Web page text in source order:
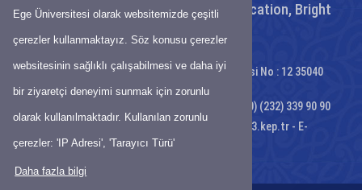
Ege Üniversitesi olarak websitemizde çeşitli
çerezler kullanmaktayız. Söz konusu çerezler
websitesinin sağlıklı çalışabilmesi ve daha iyi
bir ziyaretçi deneyimi sunmak için zorunlu
olarak kullanılmaktadır. Kullanılan zorunlu
çerezler: 'IP Adresi', 'Tarayıcı Türü'
Daha fazla bilgi
Peaceful University, High Quality Education, Bright
Future
Ege Üniversitesi Rektörlüğü Gençlik Caddesi No : 12 35040
Telephone: (+90) (232) 311 10 10 - Fax;: (+90) (232) 339 90 90
egeuniversitesi@egeuniversitesi.hs03.kep.tr- E-
Mail:webadmin@ege.edu.tr